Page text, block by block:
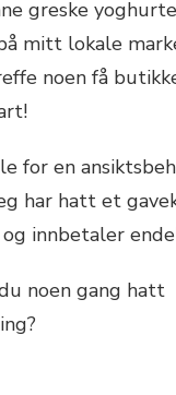
greske
mitt lokale
noen få
for en
har hatt et
innbetaler
noen gang hatt